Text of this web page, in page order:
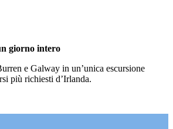
giorno intero
e Galway in un’unica escursione
più richiesti d’Irlanda.